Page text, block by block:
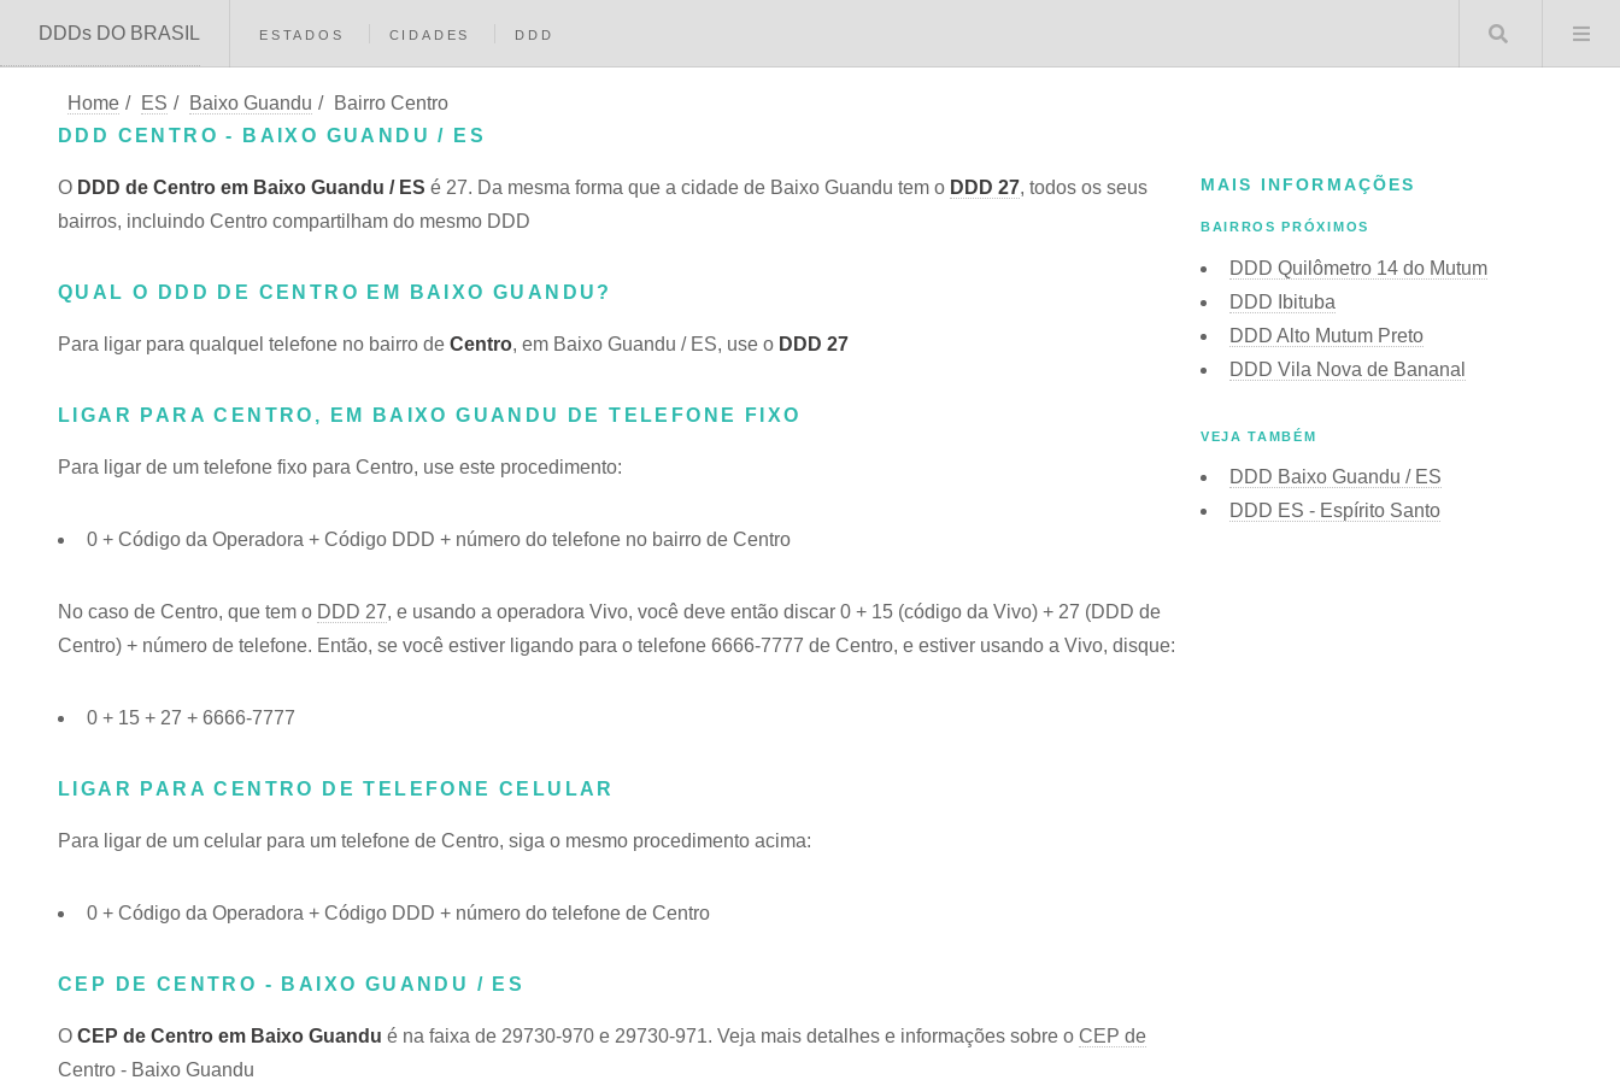
DDDs DO BRASIL ESTADOS CIDADES DDD Buscar
Home / ES / Baixo Guandu /
Bairro Centro
DDD CENTRO - BAIXO GUANDU / ES
O DDD de Centro em Baixo Guandu / ES é 27. Da mesma forma que a cidade de Baixo Guandu tem o DDD 27, todos os seus
bairros, incluindo Centro compartilham do mesmo DDD
QUAL O DDD DE CENTRO EM BAIXO GUANDU?
Para ligar para qualquel telefone no bairro de Centro, em Baixo Guandu / ES, use o DDD 27
LIGAR PARA CENTRO, EM BAIXO GUANDU DE TELEFONE FIXO
Para ligar de um telefone fixo para Centro, use este procedimento:
0 + Código da Operadora + Código DDD + número do telefone no bairro de Centro
No caso de Centro, que tem o DDD 27, e usando a operadora Vivo, você deve então discar 0 + 15 (código da Vivo) + 27 (DDD de
Centro) + número de telefone. Então, se você estiver ligando para o telefone 6666-7777 de Centro, e estiver usando a Vivo, disque:
0 + 15 + 27 + 6666-7777
LIGAR PARA CENTRO DE TELEFONE CELULAR
Para ligar de um celular para um telefone de Centro, siga o mesmo procedimento acima:
0 + Código da Operadora + Código DDD + número do telefone de Centro
CEP DE CENTRO - BAIXO GUANDU / ES
O CEP de Centro em Baixo Guandu é na faixa de 29730-970 e 29730-971. Veja mais detalhes e informações sobre o CEP de
Centro - Baixo Guandu
MAIS INFORMAÇÕES
BAIRROS PRÓXIMOS
DDD Quilômetro 14 do Mutum
DDD Ibituba
DDD Alto Mutum Preto
DDD Vila Nova de Bananal
VEJA TAMBÉM
DDD Baixo Guandu / ES
DDD ES - Espírito Santo